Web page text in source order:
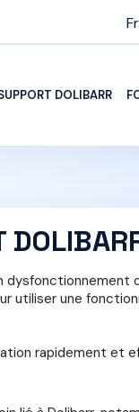
DOLIBARR
utiliser une
rapidement et